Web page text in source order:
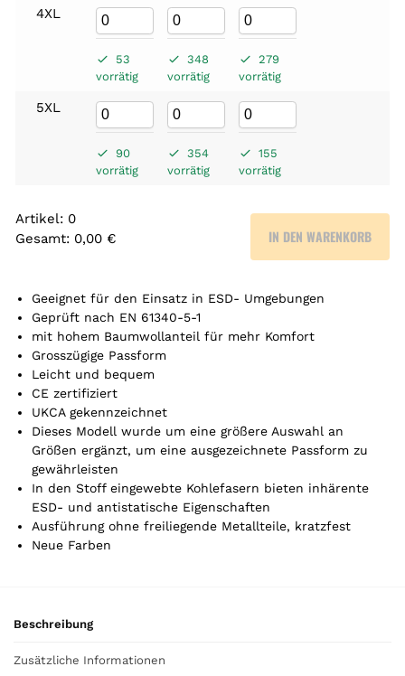
4XL
53
vorrätig
348
vorrätig
279
vorrätig
5XL
90
vorrätig
354
vorrätig
155
vorrätig
Artikel: 0
Gesamt: 0,00 €
r
t
i
k
e
l
.
Y
i
0
IN DEN WARENKORB
Geeignet für den Einsatz in ESD- Umgebungen
Geprüft nach EN 61340-5-1
mit hohem Baumwollanteil für mehr Komfort
Grosszügige Passform
Leicht und bequem
CE zertifiziert
UKCA gekennzeichnet
Dieses Modell wurde um eine größere Auswahl an
Größen ergänzt, um eine ausgezeichnete Passform zu
gewährleisten
In den Stoff eingewebte Kohlefasern bieten inhärente
ESD- und antistatische Eigenschaften
Ausführung ohne freiliegende Metallteile, kratzfest
Neue Farben
Beschreibung
Zusätzliche Informationen